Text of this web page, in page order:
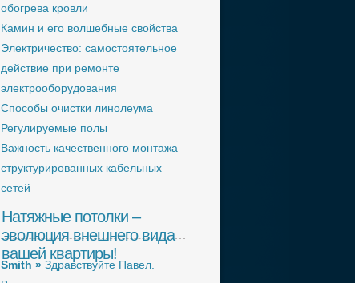
обогрева кровли
Камин и его волшебные свойства
Электричество: самостоятельное
действие при ремонте
электрооборудования
Способы очистки линолеума
Регулируемые полы
Важность качественного монтажа
структурированных кабельных
сетей
Натяжные потолки –
эволюция внешнего вида
вашей квартиры!
Smith » Здравствуйте Павел.